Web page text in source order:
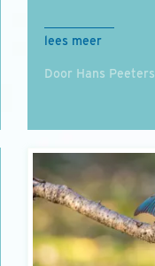
lees meer
Door Hans Peeters